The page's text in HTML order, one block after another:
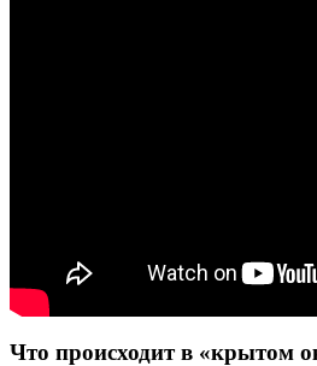
Что происходит в «крытом